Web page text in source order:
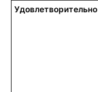
Удовлетворительно